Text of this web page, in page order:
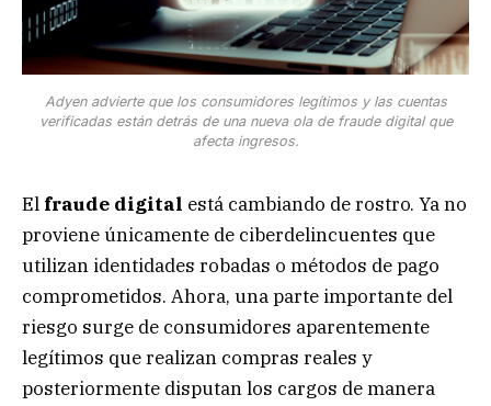
Adyen advierte que los consumidores legítimos y las cuentas
verificadas están detrás de una nueva ola de fraude digital que
afecta ingresos.
El fraude digital está cambiando de rostro. Ya no
proviene únicamente de ciberdelincuentes que
utilizan identidades robadas o métodos de pago
comprometidos. Ahora, una parte importante del
riesgo surge de consumidores aparentemente
legítimos que realizan compras reales y
posteriormente disputan los cargos de manera